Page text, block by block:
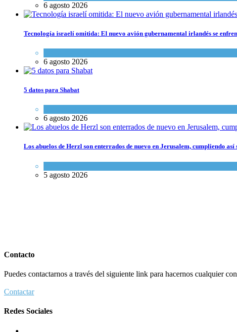
6 agosto 2026
Tecnología israelí omitida: El nuevo avión gubernamental irlandés se
6 agosto 2026
5 datos para Shabat
6 agosto 2026
Los abuelos de Herzl son enterrados de nuevo en Jerusalem, cumpliendo así
5 agosto 2026
Contacto
Puedes contactarnos a través del siguiente link para hacernos cualquier
Contactar
Redes Sociales